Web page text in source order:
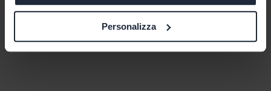
Personalizza